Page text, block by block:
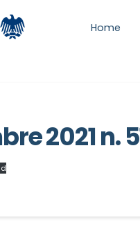
Home
2021 n.